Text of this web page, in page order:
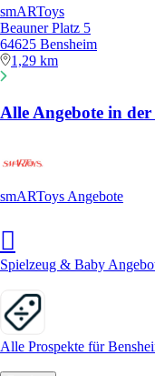
smARToys
Beauner Platz 5
64625 Bensheim
1,29 km
Alle Angebote in
smARToys Angebote
Spielzeug & Baby
Alle Prospekte für